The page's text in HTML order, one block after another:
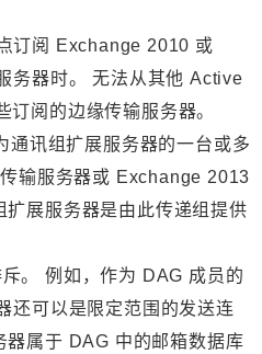
订阅 Exchange 2010 或
务器时。 无法从其他 Active
阅的边缘传输服务器。
讯组扩展服务器的一台或多
输服务器或 Exchange 2013
展服务器是由此传递组提供
。 例如，作为 DAG 成员的
还可以是限定范围的发送连
器属于 DAG 中的邮箱数据库